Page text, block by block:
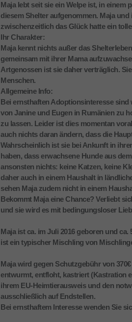
Maja lebt seit sie ein Welpe ist, in einem
diesem Shelter aufgenommen. Maja
zwischenzeitlich das Glück hatte ein
Ihr Charakter:
Maja kennt nichts außer das
gemeinsam mit ihrer Mama
Artgenossen ist sie daher verträglich.
Menschen.
Allgemeine Info:
Bei ernsthaften Adoptionsinteresse
von Janine und Eugen in Rumänien zu
zu lassen. Leider ist dies momentan
auch nichts daran ändern, dass die
Wahrscheinlich ist sie bei Ankunft in
haben, dass erwachsene Hunde aus
ansonsten nichts: keine Katzen, keine
daher auch in einem Haushalt in
sehen Maja zudem nicht in einem
Bekommt Maja eine Chance? Verliebt
und sie wird es mit bedingungsloser
Maja ist ca. im Juli 2016 geboren und
ist ein typischer Mischling von
Maja wird gegen Schutzgebühr von
entwurmt, entfloht, kastriert (Kastration
ihrem EU-Heimtierausweis und den
ausschließlich auf Endstellen.
Bei ernsthaftem Interesse wenden Sie